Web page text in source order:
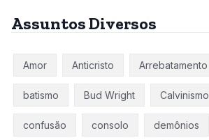
Assuntos Diversos
Amor Anticristo Arrebatamento
batismo Bud Wright Calvinismo
confusão consolo demônios